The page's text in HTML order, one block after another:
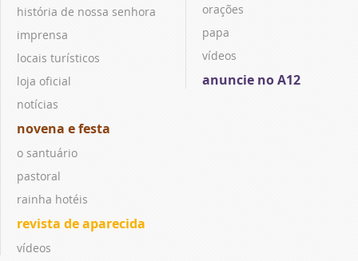
história de nossa senhora
imprensa
locais turísticos
loja oficial
notícias
novena e festa
o santuário
pastoral
rainha hotéis
revista de aparecida
vídeos
orações
papa
vídeos
anuncie no A12